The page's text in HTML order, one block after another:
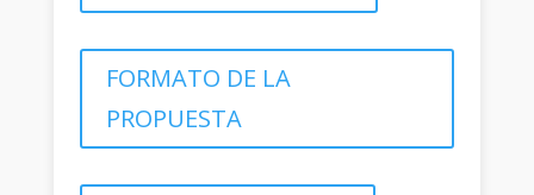
FORMATO DE LA
PROPUESTA